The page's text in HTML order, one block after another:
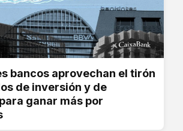
bancos aprovechan el tirón
de inversión y de
ganar más por